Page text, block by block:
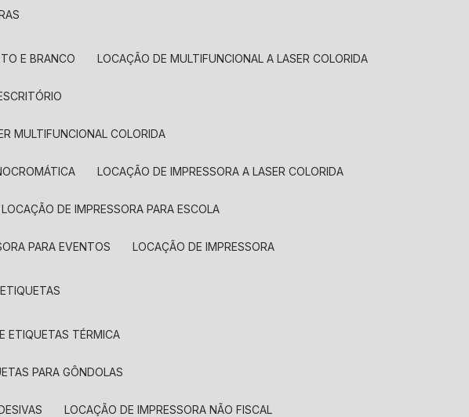
E BRANCO LOCAÇÃO DE MULTIFUNCIONAL A LASER COLORIDA
MULTIFUNCIONAL COLORIDA
LOCAÇÃO DE IMPRESSORA A LASER COLORIDA
LOCAÇÃO DE IMPRESSORA PARA ESCOLA
PARA EVENTOS LOCAÇÃO DE IMPRESSORA
ETIQUETAS TÉRMICA
PARA GÔNDOLAS
LOCAÇÃO DE IMPRESSORA NÃO FISCAL